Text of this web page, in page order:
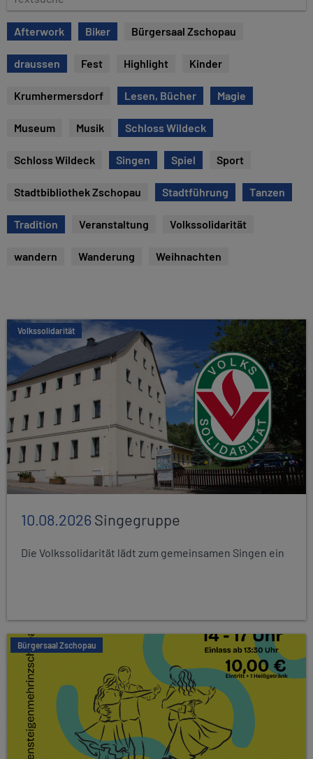
e
x
t
s
u
Afterwork Biker Bürgersaal Zschopau
draussen Fest Highlight Kinder
Krumhermersdorf Lesen, Bücher Magie
Museum Musik Schloss Wildeck
Schloss Wildeck Singen Spiel Sport
Stadtbibliothek Zschopau Stadtführung Tanzen
Tradition Veranstaltung Volkssolidarität
wandern Wanderung Weihnachten
Volkssolidarität
10.08.2026Singegruppe
Die Volkssolidarität lädt zum gemeinsamen Singen ein
Bürgersaal Zschopau